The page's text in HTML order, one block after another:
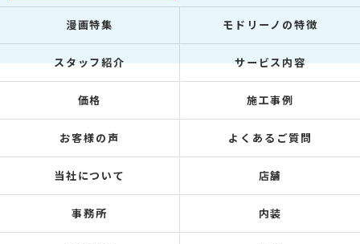
漫画特集 モドリーノの特徴
スタッフ紹介 サービス内容
価格 施工事例
お客様の声 よくあるご質問
当社について 店舗
事務所 内装